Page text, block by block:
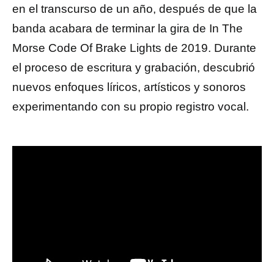
en el transcurso de un año, después de que la
banda acabara de terminar la gira de In The
Morse Code Of Brake Lights de 2019. Durante
el proceso de escritura y grabación, descubrió
nuevos enfoques líricos, artísticos y sonoros
experimentando con su propio registro vocal.